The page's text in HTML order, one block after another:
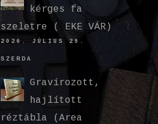
kérges fa
szeletre ( EKE VÁR)
2026. JÚLIUS 29.
SZERDA
Gravírozott,
hajlított
réztábla (Area